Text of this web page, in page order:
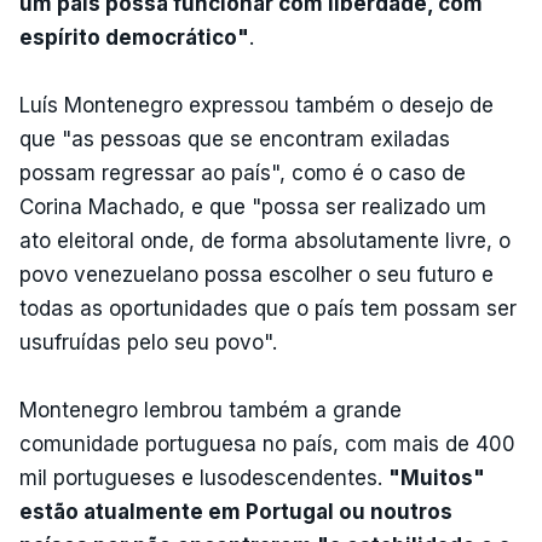
espírito democrático".
Luís Montenegro expressou também o desejo de
que "as pessoas que se encontram exiladas
possam regressar ao país", como é o caso de
Corina Machado, e que "possa ser realizado um
ato eleitoral onde, de forma absolutamente livre, o
povo venezuelano possa escolher o seu futuro e
todas as oportunidades que o país tem possam ser
usufruídas pelo seu povo".
Montenegro lembrou também a grande
comunidade portuguesa no país, com mais de 400
mil portugueses e lusodescendentes. "Muitos"
estão atualmente em Portugal ou noutros